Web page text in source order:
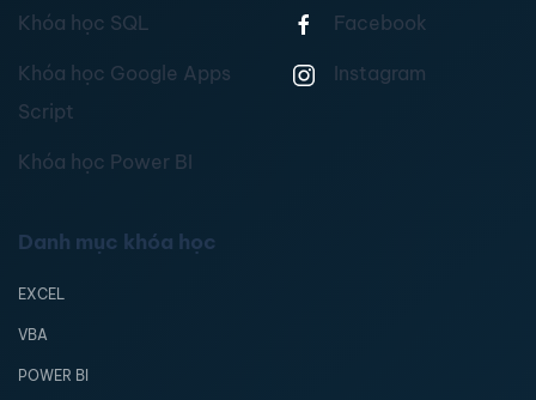
Khóa học SQL
Khóa học Google Apps
Script
Khóa học Power BI
Facebook
Instagram
Danh mục khóa học
EXCEL
VBA
POWER BI